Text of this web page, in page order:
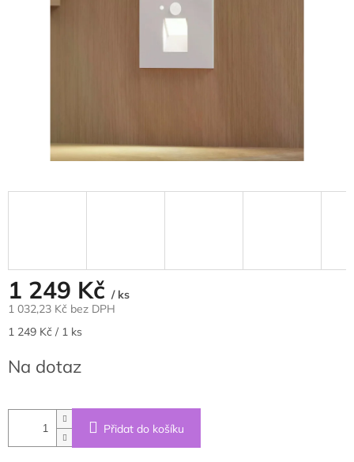
1 249 Kč / ks
1 032,23 Kč bez DPH
Měrná
1 249 Kč / 1 ks
Na dotaz
Přidat do košíku